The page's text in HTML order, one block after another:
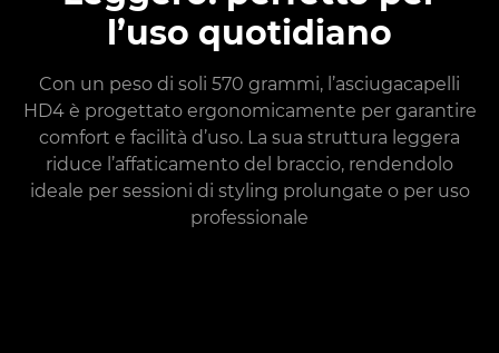
l’uso quotidiano
Con un peso di soli 570 grammi, l’asciugacapelli
HD4 è progettato ergonomicamente per garantire
comfort e facilità d’uso. La sua struttura leggera
riduce l’affaticamento del braccio, rendendolo
ideale per sessioni di styling prolungate o per uso
professionale